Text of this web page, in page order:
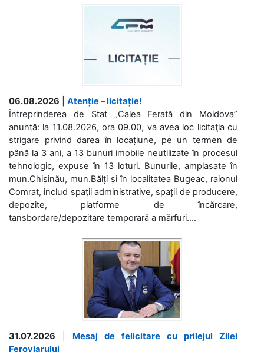
06.08.2026
Atenție – licitație!
Întreprinderea de Stat „Calea Ferată din Moldova”
anunță: la 11.08.2026, ora 09.00, va avea loc licitaţia cu
strigare privind darea în locațiune, pe un termen de
până la 3 ani, a 13 bunuri imobile neutilizate în procesul
tehnologic, expuse în 13 loturi. Bunurile, amplasate în
mun.Chișinău, mun.Bălți și în localitatea Bugeac, raionul
Comrat, includ spații administrative, spații de producere,
depozite, platforme de încărcare,
tansbordare/depozitare temporară a mărfuri....
31.07.2026
Mesaj de felicitare cu prilejul Zilei
Feroviarului